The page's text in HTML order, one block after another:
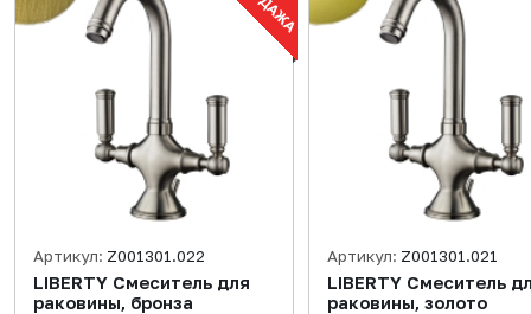
Артикул: Z001301.022
LIBERTY Смеситель для
раковины, бронза
Артикул: Z001301.021
LIBERTY Смеситель
раковины, золото